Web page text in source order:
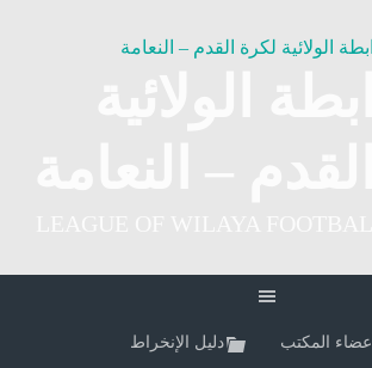
أعضاء المكتب دليل الإنخراط